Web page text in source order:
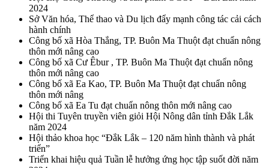
2024
Sở Văn hóa, Thể thao và Du lịch đẩy mạnh công tác cải cách
hành chính
Công bố xã Hòa Thắng, TP. Buôn Ma Thuột đạt chuẩn nông
thôn mới nâng cao
Công bố xã Cư Êbur , TP. Buôn Ma Thuột đạt chuẩn nông
thôn mới nâng cao
Công bố xã Ea Kao, TP. Buôn Ma Thuột đạt chuẩn nông
thôn mới nâng
Công bố xã Ea Tu đạt chuẩn nông thôn mới nâng cao
Hội thi Tuyên truyền viên giỏi Hội Nông dân tỉnh Đắk Lắk
năm 2024
Hội thảo khoa học “Đắk Lắk – 120 năm hình thành và phát
triển”
Triển khai hiệu quả Tuần lễ hưởng ứng học tập suốt đời năm